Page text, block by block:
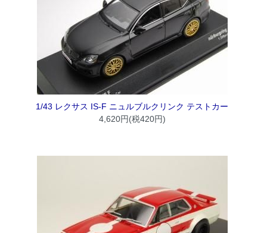
1/43 レクサス IS-F ニュルブルクリンク テストカー
4,620円(税420円)